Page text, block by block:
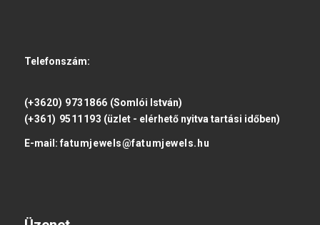
Telefonszám:
(+3620) 9731866 (Somlói István)
(+361) 9511193 (üzlet - elérhető nyitva tartási időben)
E-mail: fatumjewels@fatumjewels.hu